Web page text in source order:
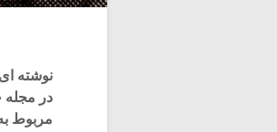
نوشته
مربوط